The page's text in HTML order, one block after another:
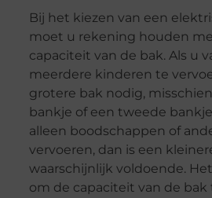
Bij het kiezen van een
moet u rekening houden
capaciteit van de bak. Als u
meerdere kinderen te
grotere bak nodig,
bankje of een tweede
alleen boodschappen of
vervoeren, dan is een
waarschijnlijk voldoende.
om de capaciteit van de bak